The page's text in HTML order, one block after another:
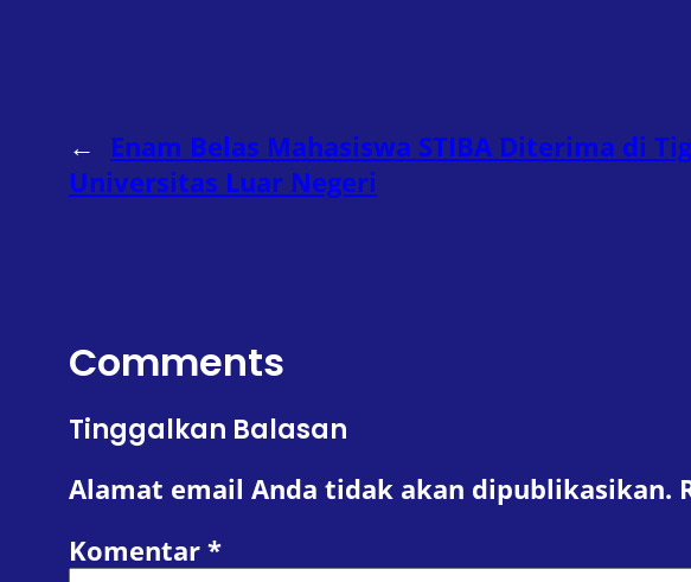
←
Enam Belas Mahasiswa STIBA Diterima di
Universitas Luar Negeri
Comments
Tinggalkan Balasan
Alamat email Anda tidak akan dipublikasikan.
Komentar *